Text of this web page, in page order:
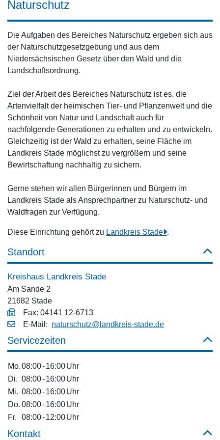
Naturschutz
Die Aufgaben des Bereiches Naturschutz ergeben sich aus
der Naturschutzgesetzgebung und aus dem
Niedersächsischen Gesetz über den Wald und die
Landschaftsordnung.
Ziel der Arbeit des Bereiches Naturschutz ist es, die
Artenvielfalt der heimischen Tier- und Pflanzenwelt und die
Schönheit von Natur und Landschaft auch für
nachfolgende Generationen zu erhalten und zu entwickeln.
Gleichzeitig ist der Wald zu erhalten, seine Fläche im
Landkreis Stade möglichst zu vergrößern und seine
Bewirtschaftung nachhaltig zu sichern.
Gerne stehen wir allen Bürgerinnen und Bürgern im
Landkreis Stade als Ansprechpartner zu Naturschutz- und
Waldfragen zur Verfügung.
Diese Einrichtung gehört zu Landkreis Stade .
Standort
Kreishaus Landkreis Stade
Am Sande 2
21682 Stade
Fax: 04141 12-6713
E‑Mail: naturschutz@landkreis-stade.de
Servicezeiten
Mo.08:00-16:00Uhr
Di. 08:00-16:00Uhr
Mi. 08:00-16:00Uhr
Do. 08:00-16:00Uhr
Fr.
08:00-12:00Uhr
Kontakt